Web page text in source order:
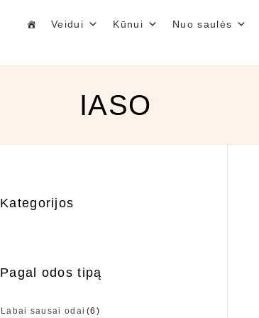
Veidui Kūnui Nuo saulės
IASO
Kategorijos
Pagal odos tipą
Labai sausai odai (6)